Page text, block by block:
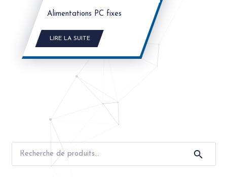
Alimentations PC fixes
LIRE LA SUITE